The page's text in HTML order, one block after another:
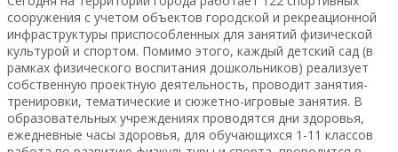
сооружения с учетом объектов городской и рекреационной
инфраструктуры приспособленных для занятий физической
культурой и спортом. Помимо этого, каждый детский сад (в
рамках физического воспитания дошкольников) реализует
собственную проектную деятельность, проводит занятия-
тренировки, тематические и сюжетно-игровые занятия. В
образовательных учреждениях проводятся дни здоровья,
ежедневные часы здоровья, для обучающихся 1-11 классов